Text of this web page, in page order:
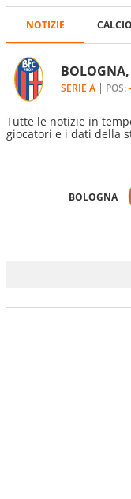
Tutte le notizie in
giocatori e i dati della
SERIE A POS:-
NOTIZIE
BOLOGNA